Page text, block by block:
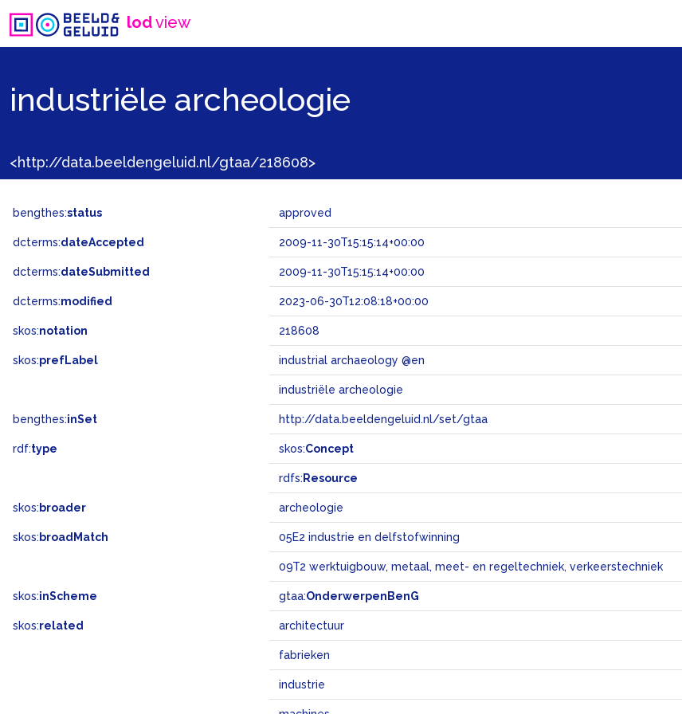
lodview
industriële archeologie
<http://data.beeldengeluid.nl/gtaa/218608>
bengthes:status approved
dcterms:dateAccepted 2009-11-30T15:15:14+00:00
dcterms:dateSubmitted 2009-11-30T15:15:14+00:00
dcterms:modified 2023-06-30T12:08:18+00:00
skos:notation 218608
skos:prefLabel industrial archaeology @en
industriële archeologie
bengthes:inSet http://data.beeldengeluid.nl/set/gtaa
rdf:type skos:Concept
rdfs: Resource
skos: broader archeologie
skos: broadMatch 05E2 industrie en delfstofwinning
09T2 werktuigbouw, metaal, meet- en regeltechniek, verkeerstechniek
skos:inScheme gtaa:OnderwerpenBenG
skos:related architectuur
fabrieken
industrie